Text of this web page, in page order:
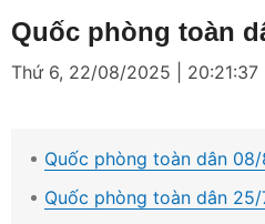
Quốc phòng toàn
Thứ 6, 22/08/2025 | 20:21:37
Quốc phòng toàn dân
Quốc phòng toàn dân